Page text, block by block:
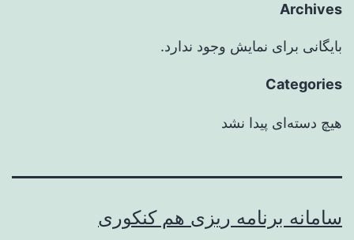
Archives
بایگانی برای نمایش وجود ندارد.
Categories
هیچ دسته‌ای پیدا نشد
سامانه برنامه ریزی هم کنکوری